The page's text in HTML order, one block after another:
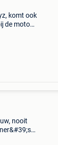
komt ook
de moto
nooit